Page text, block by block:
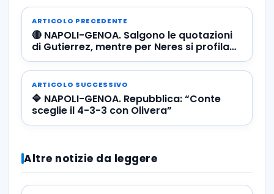
ARTICOLO PRECEDENTE
🔴 NAPOLI-GENOA. Salgono le quotazioni
di Gutierrez, mentre per Neres si profila
un’altra panchina
ARTICOLO SUCCESSIVO
🔷 NAPOLI-GENOA. Repubblica: “Conte
sceglie il 4-3-3 con Olivera”
Altre notizie da leggere